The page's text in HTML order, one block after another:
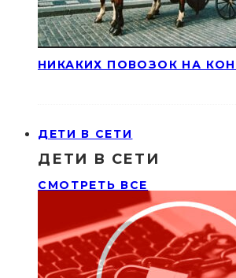
НИКАКИХ ПОВОЗОК НА
ДЕТИ В СЕТИ
ДЕТИ В СЕТИ
СМОТРЕТЬ ВСЕ